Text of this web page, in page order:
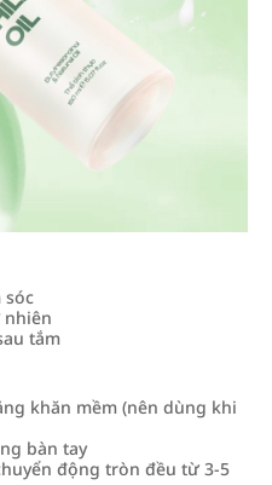
sóc
tắm
khăn mềm (nên dùng khi
bàn tay
động tròn đều từ 3-5